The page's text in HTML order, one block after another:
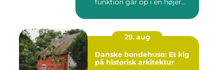
29. aug
Danske bondehuse: Et kig
på historisk arkitektur